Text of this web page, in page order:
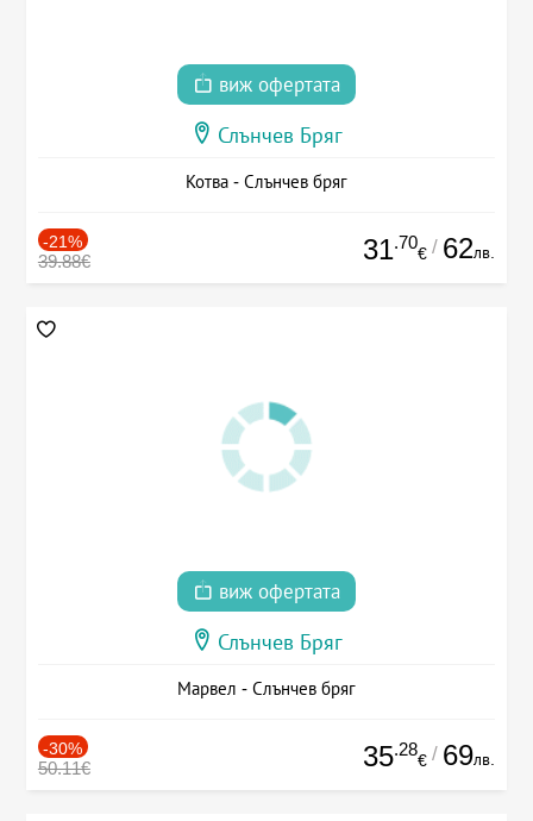
виж офертата
Слънчев Бряг
Котва - Слънчев бряг
-21%
39.88€ 31.70
€ / 62лв.
виж офертата
Слънчев Бряг
Марвел - Слънчев бряг
-30%
50.11€ 35.28
€ / 69лв.